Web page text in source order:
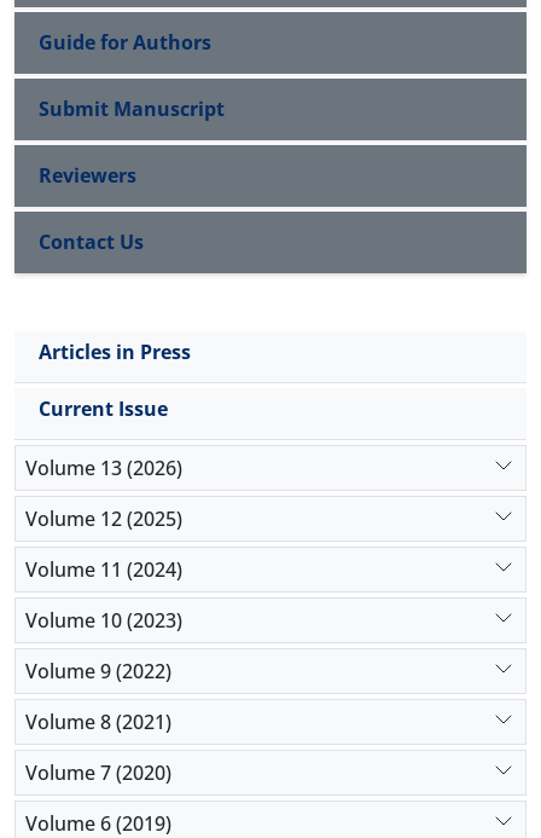
Guide for Authors
Submit Manuscript
Reviewers
Contact Us
Articles in Press
Current Issue
Volume 13 (2026)
Volume 12 (2025)
Volume 11 (2024)
Volume 10 (2023)
Volume 9 (2022)
Volume 8 (2021)
Volume 7 (2020)
Volume 6 (2019)